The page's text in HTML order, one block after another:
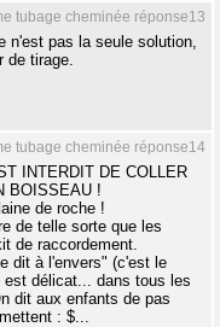
tubage cheminée réponse13
n'est pas la seule solution,
de tirage.
tubage cheminée réponse14
INTERDIT DE COLLER
BOISSEAU !
de roche !
de telle sorte que les
de raccordement.
dit à l'envers" (c'est le
est délicat... dans tous les
dit aux enfants de pas
: $...